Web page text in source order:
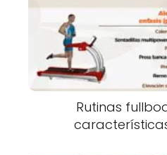
Rutinas